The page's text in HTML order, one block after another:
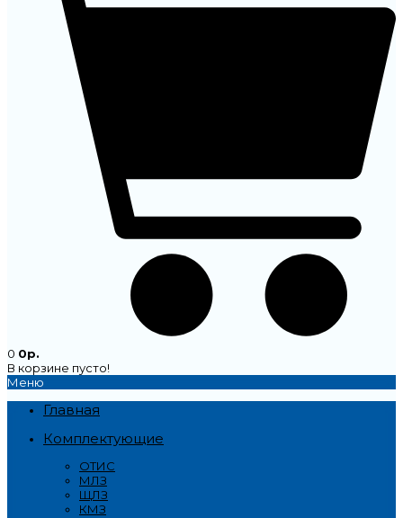
0 0р.
В корзине пусто!
Меню
Главная
Комплектующие
ОТИС
МЛЗ
ЩЛЗ
КМЗ